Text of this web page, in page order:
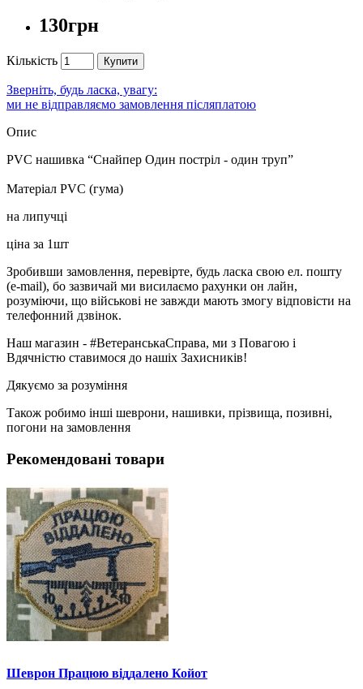
130грн
Кількість Купити
Зверніть, будь ласка, увагу:
ми не відправляємо замовлення післяплатою
Опис
PVC нашивка “Снайпер Один постріл - один труп”
Матеріал PVC (гума)
на липучці
ціна за 1шт
Зробивши замовлення, перевірте, будь ласка свою ел. пошту
(e-mail), бо зазвичай ми висилаємо рахунки он лайн,
розуміючи, що військові не завжди мають змогу відповісти на
телефонний дзвінок.
Наш магазин - #ВетеранськаСправа, ми з Повагою і
Вдячністю ставимося до нашіх Захисників!
Дякуємо за розуміння
Також робимо інші шеврони, нашивки, прізвища, позивні,
погони на замовлення
Рекомендовані товари
Шеврон Працюю віддалено Койот